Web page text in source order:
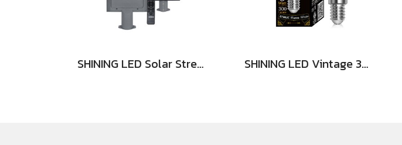
SHINING LED Solar Street Light TORUS 200W, 400W แสงสีขาว SHINING LED Vintage 3W E14